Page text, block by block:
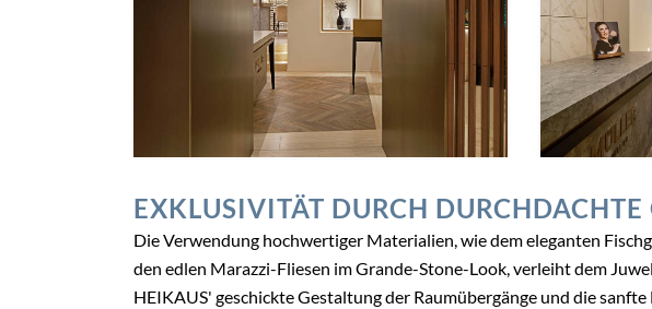
EXKLUSIVITÄT DURCH DURCHDACHTE
Die Verwendung hochwertiger Materialien, wie dem eleganten
den edlen Marazzi-Fliesen im Grande-Stone-Look, verleiht dem
HEIKAUS' geschickte Gestaltung der Raumübergänge und die